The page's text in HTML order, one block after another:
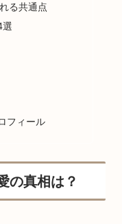
る共通点
選
フィール
の真相は？